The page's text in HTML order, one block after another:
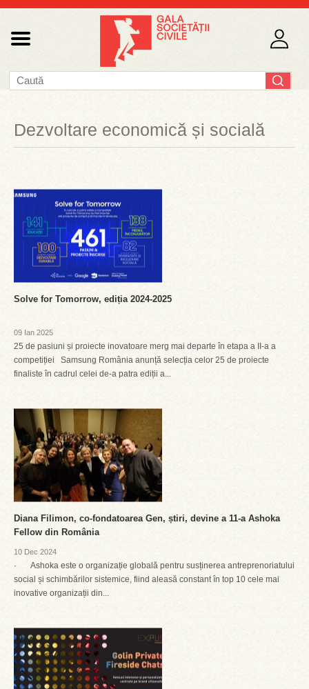
Dezvoltare economică și socială
Solve for Tomorrow, ediția 2024-2025
09 Ian 2025
25 de pasiuni și proiecte inovatoare merg mai departe în etapa a II-a a
competiției Samsung România anunță selecția celor 25 de proiecte
finaliste în cadrul celei de-a patra ediții a...
Diana Filimon, co-fondatoarea Gen, știri, devine a 11-a Ashoka
Fellow din România
10 Dec 2024
· Ashoka este o organizație globală pentru susținerea antreprenoriatului
social și schimbărilor sistemice, fiind aleasă constant în top 10 cele mai
inovative organizații din...